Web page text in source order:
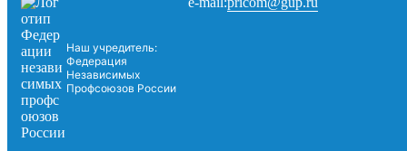
Наш учредитель:
Федерация
Независимых
Профсоюзов России